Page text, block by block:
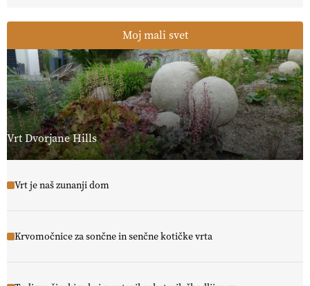
Moj mali svet
Vrt Dvorjane Hills
Vrt je naš zunanji dom
Krvomočnice za sončne in senčne kotičke vrta